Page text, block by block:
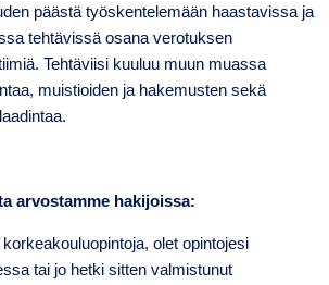
päästä työskentelemään haastavissa ja
tehtävissä osana verotuksen
Tehtäviisi kuuluu muun muassa
muistioiden ja hakemusten sekä
arvostamme hakijoissa:
olet opintojesi
tai jo hetki sitten valmistunut